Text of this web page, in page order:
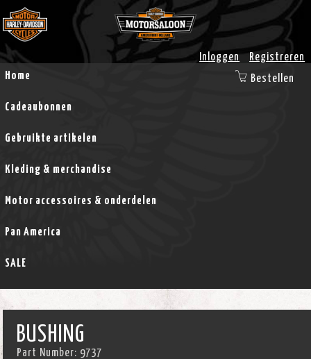
Inloggen
Registreren
Home
Cadeaubonnen
Gebruikte artikelen
Kleding & merchandise
Motor accessoires & onderdelen
Pan America
SALE
Bestellen
BUSHING
Part Number: 9737